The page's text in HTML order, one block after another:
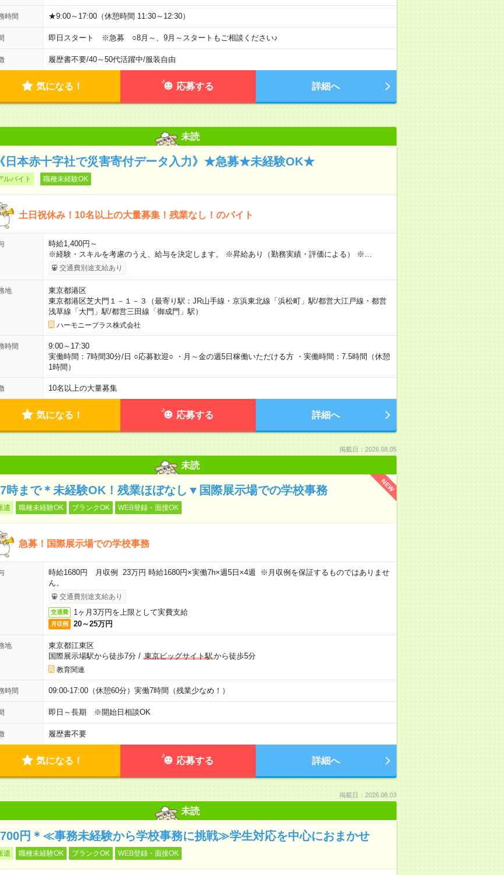
時間 ★9:00～17:00（休憩時間 11:30～12:30）
即日スタート ※急募 ○8月～、9月～スタートもご相談ください♪
履歴書不要/40～50代活躍中/服装自由
気になる！ 応募する 詳細へ
未読
《日本赤十字社で災害寄付データ入力》★急募★未経験OK★
ルバイト 職種未経験OK
土日祝休み！10名以上の大量募集！残業なし！のバイト
時給1,400円～
※経験・スキルを考慮のうえ、給与を決定します。 ※昇給あり（勤務実績・評価による） ※…
交通費別途支給あり
地
東京都港区
東京都港区芝大門１－１－３（最寄り駅：JR山手線・京浜東北線「浜松町」駅/都営大江戸線・都営
浅草線「⼤⾨」駅/都営三田線「御成⾨」駅）
ハーモニープラス株式会社
時間
9:00～17:30
実働時間：7時間30分/日 ○応募歓迎○ ・月～金の週5日稼働いただける方 ・実働時間：7.5時間（休憩
1時間）
10名以上の大量募集
気になる！ 応募する 詳細へ
掲載日：2026.08.05
未読
NEW
時まで＊未経験OK！残業ほぼなし▼国際展示場での学校事務
遣 職種未経験OK ブランクOK WEB登録・面接OK
急募！国際展示場での学校事務
時給1680円 月収例 23万円 時給1680円×実働7h×週5日×4週 ※月収例を保証するものではありませ
ん。
交通費別途支給あり
交通費 1ヶ月3万円を上限として実費支給
月収例 20～25万円
地
東京都江東区
国際展示場駅から徒歩7分/ 東京ビッグサイト駅から徒歩5分
教育関連
時間 09:00-17:00（休憩60分）実働7時間（残業少なめ！）
即日～長期 ※開始日相談OK
履歴書不要
気になる！ 応募する 詳細へ
掲載日：2026.08.03
未読
円＊≪事務未経験から学校事務に挑戦≫学生対応を中心におまかせ
遣 職種未経験OK ブランクOK WEB登録・面接OK